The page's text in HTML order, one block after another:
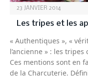
23 JANVIER 2014
Les tripes et les
« Authentiques », «
l’ancienne » : les
Ces mentions sont en
de la Charcuterie.